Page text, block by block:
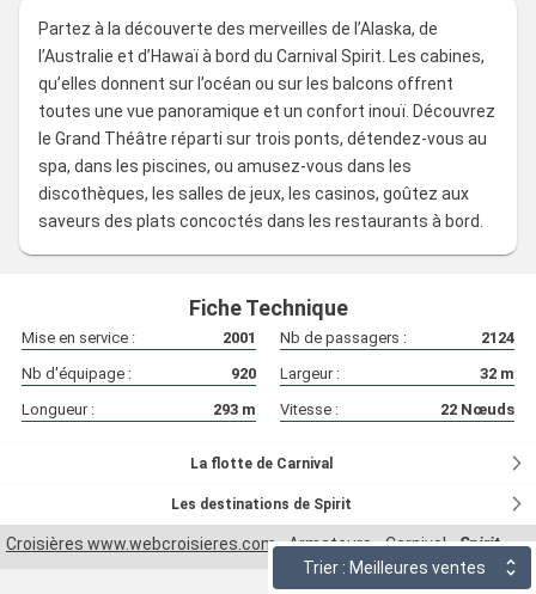
Trier : Meilleures ventes
Partez à la découverte des merveilles de l’Alaska, de
l’Australie et d’Hawaï à bord du Carnival Spirit. Les cabines,
qu’elles donnent sur l’océan ou sur les balcons offrent
toutes une vue panoramique et un confort inouï. Découvrez
le Grand Théâtre réparti sur trois ponts, détendez-vous au
spa, dans les piscines, ou amusez-vous dans les
discothèques, les salles de jeux, les casinos, goûtez aux
saveurs des plats concoctés dans les restaurants à bord.
Fiche Technique
Mise en service : 2001 Nb de passagers :
2124
Nb d'équipage :
920 Largeur : 32 m
Longueur :
293 m Vitesse : 22 Nœuds
La flotte de Carnival
Les destinations de Spirit
Croisières www.webcroisieres.com Armateurs Carnival Spirit